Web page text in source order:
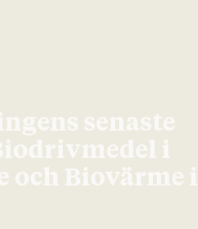
senaste
i
och Biovärme i